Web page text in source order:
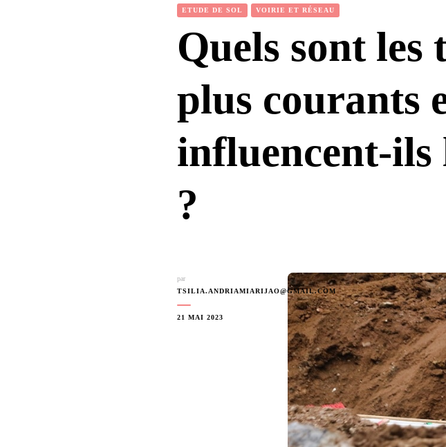
ETUDE DE SOL VOIRIE ET RÉSEAU
Quels sont les
plus courants
influencent-ils
?
par
TSILIA.ANDRIAMIARIJAO@GMAIL.COM
21 MAI 2023